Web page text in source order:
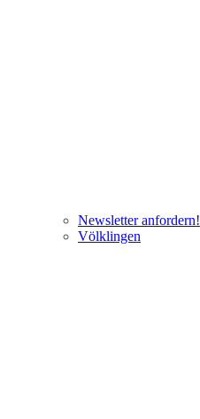
Newsletter anfordern!
Völklingen